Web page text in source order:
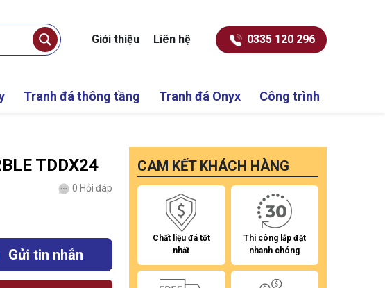
Giới thiệu Liên hệ 0335 120 296
Tranh đá thông tầng Tranh đá Onyx Công trình
TDDX24
0 Hỏi đáp
Gửi tin nhắn
CAM KẾT KHÁCH HÀNG
Chất liệu đá tốt
nhất
Thi công lắp đặt
nhanh chóng